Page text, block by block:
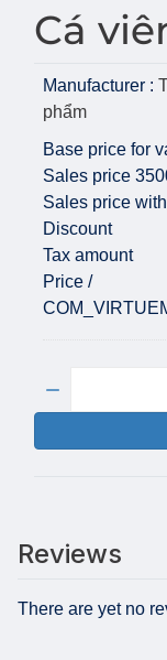
Cá
Manufacturer :
phẩm
Base price for
Sales price
Sales price
Discount
Tax amount
Price /
Reviews
There are yet no